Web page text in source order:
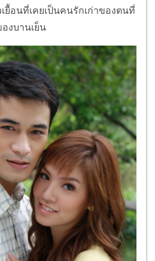
ยื้อนที่เคยเป็นคนรักเก่าของตนที่
งบานเย็น